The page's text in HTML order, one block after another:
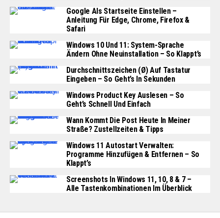
Google Als Startseite Einstellen –
Anleitung Für Edge, Chrome, Firefox &
Safari
Windows 10 Und 11: System-Sprache
Ändern Ohne Neuinstallation – So Klappt’s
Durchschnittszeichen (Ø) Auf Tastatur
Eingeben – So Geht’s In Sekunden
Windows Product Key Auslesen – So
Geht’s Schnell Und Einfach
Wann Kommt Die Post Heute In Meiner
Straße? Zustellzeiten & Tipps
Windows 11 Autostart Verwalten:
Programme Hinzufügen & Entfernen – So
Klappt’s
Screenshots In Windows 11, 10, 8 & 7 –
Alle Tastenkombinationen Im Überblick